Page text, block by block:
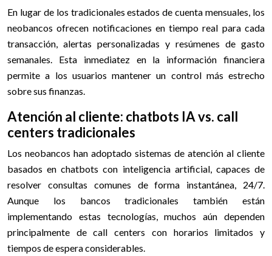
En lugar de los tradicionales estados de cuenta mensuales, los
neobancos ofrecen notificaciones en tiempo real para cada
transacción, alertas personalizadas y resúmenes de gasto
semanales. Esta inmediatez en la información financiera
permite a los usuarios mantener un control más estrecho
sobre sus finanzas.
Atención al cliente: chatbots IA vs. call
centers tradicionales
Los neobancos han adoptado sistemas de atención al cliente
basados en chatbots con inteligencia artificial, capaces de
resolver consultas comunes de forma instantánea, 24/7.
Aunque los bancos tradicionales también están
implementando estas tecnologías, muchos aún dependen
principalmente de call centers con horarios limitados y
tiempos de espera considerables.